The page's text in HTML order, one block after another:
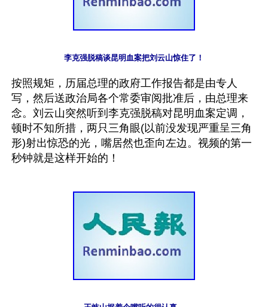
李克强脱稿谈昆明血案把刘云山惊住了！
按照规矩，历届总理的政府工作报告都是由专人
写，然后送政治局各个常委审阅批准后，由总理来
念。刘云山突然听到李克强脱稿对昆明血案定调，
顿时不知所措，两只三角眼(以前没发现严重呈三角
形)射出惊恐的光，嘴居然也歪向左边。视频的第一